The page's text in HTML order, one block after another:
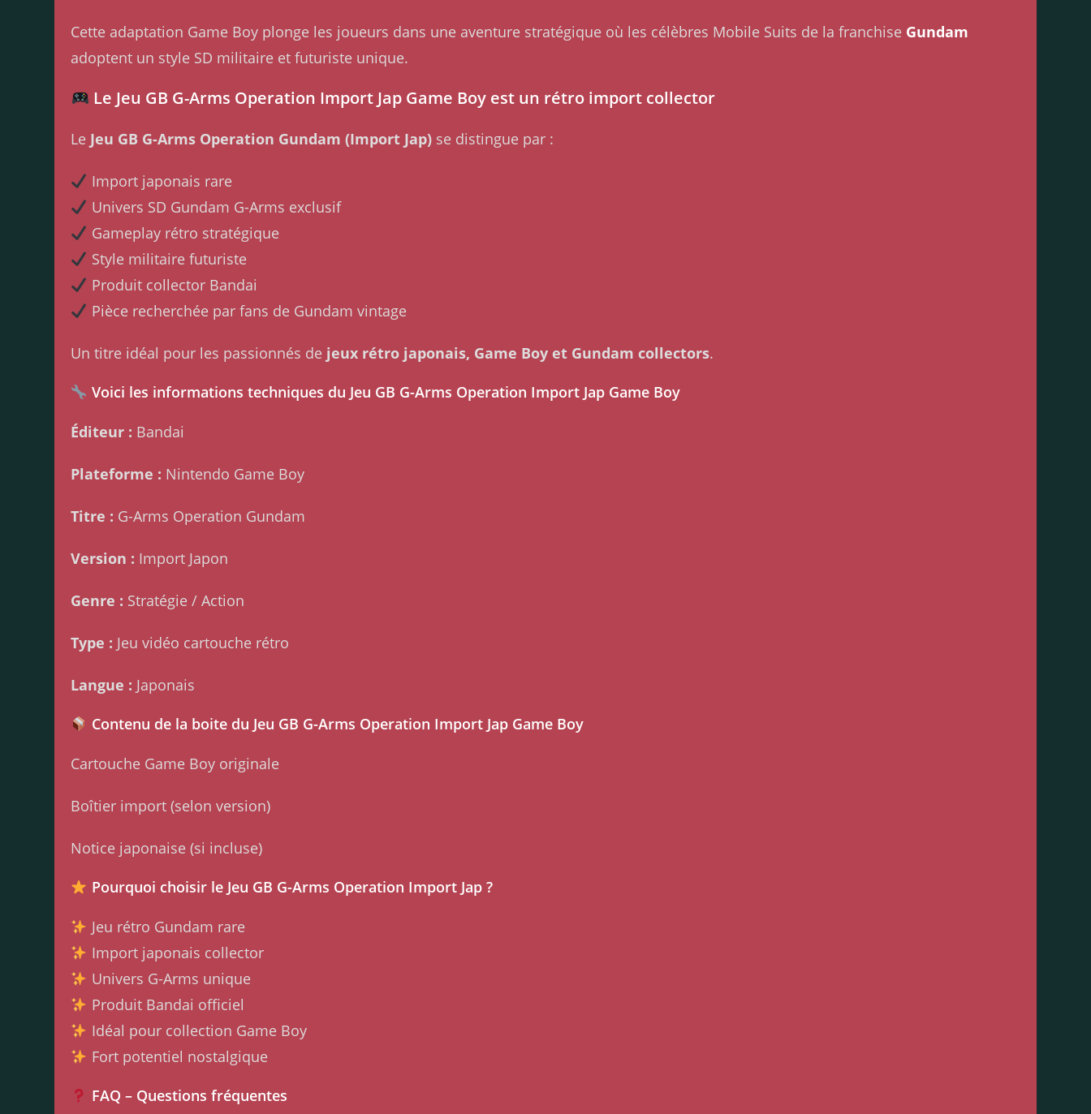
Cette adaptation Game Boy plonge les joueurs dans une aventure stratégique où les célèbres Mobile Suits de la franchise Gundam
adoptent un style SD militaire et futuriste unique.
Le Jeu GB G-Arms Operation Import Jap Game Boy est un rétro import collector
Le Jeu GB G-Arms Operation Gundam (Import Jap) se distingue par :
Import japonais rare
Univers SD Gundam G-Arms exclusif
Gameplay rétro stratégique
Style militaire futuriste
Produit collector Bandai
Pièce recherchée par fans de Gundam vintage
Un titre idéal pour les passionnés de jeux rétro japonais, Game Boy et Gundam collectors.
Voici les informations techniques du Jeu GB G-Arms Operation Import Jap Game Boy
Éditeur : Bandai
Plateforme : Nintendo Game Boy
Titre : G-Arms Operation Gundam
Version : Import Japon
Genre : Stratégie / Action
Type : Jeu vidéo cartouche rétro
Langue : Japonais
Contenu de la boite du Jeu GB G-Arms Operation Import Jap Game Boy
Cartouche Game Boy originale
Boîtier import (selon version)
Notice japonaise (si incluse)
Pourquoi choisir le Jeu GB G-Arms Operation Import Jap ?
Jeu rétro Gundam rare
Import japonais collector
Univers G-Arms unique
Produit Bandai officiel
Idéal pour collection Game Boy
Fort potentiel nostalgique
FAQ – Questions fréquentes